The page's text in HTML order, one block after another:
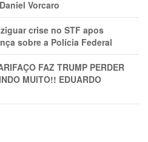
Vorcaro
crise no STF apos
sobre a Polícia Federal
FAZ TRUMP PERDER
MUITO!! EDUARDO